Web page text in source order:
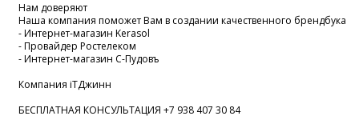
Нам доверяют
Наша компания поможет Вам в создании качественного брендбука
- Интернет-магазин Kerasol
- Провайдер Ростелеком
- Интернет-магазин С-Пудовъ
Компания iTДжинн
БЕСПЛАТНАЯ КОНСУЛЬТАЦИЯ +7 938 407 30 84